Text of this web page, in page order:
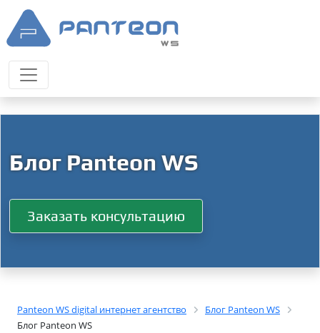
Блог Panteon WS
Заказать консультацию
Panteon WS digital интернет агентство
Блог Panteon WS
Блог Panteon WS